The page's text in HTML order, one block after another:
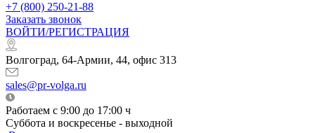
+7 (800) 250-21-88
Заказать звонок
ВОЙТИ/РЕГИСТРАЦИЯ
Волгоград, 64-Армии, 44, офис 313
sales@pr-volga.ru
Работаем с 9:00 до 17:00 ч
Суббота и воскресенье - выходной